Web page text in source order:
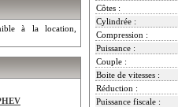
à la location,
Côtes :
Cylindrée :
Compression :
Puissance :
Couple :
Boite de vitesses :
Réduction :
Puissance fiscale :